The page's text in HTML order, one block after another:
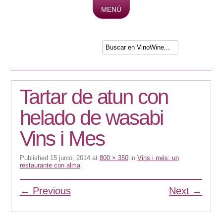
MENÚ
Tartar de atun con
helado de wasabi
Vins i Mes
Published 15 junio, 2014at 800 × 350in Vins i més: un
restaurante con alma
← Previous Next →